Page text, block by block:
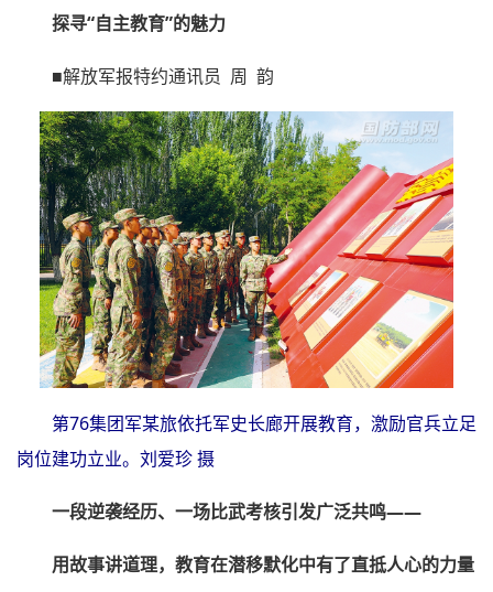
探寻“自主教育”的魅力
■解放军报特约通讯员 周 韵
第76集团军某旅依托军史长廊开展教育，激励官兵立足
岗位建功立业。刘爱珍 摄
一段逆袭经历、一场比武考核引发广泛共鸣——
用故事讲道理，教育在潜移默化中有了直抵人心的力量